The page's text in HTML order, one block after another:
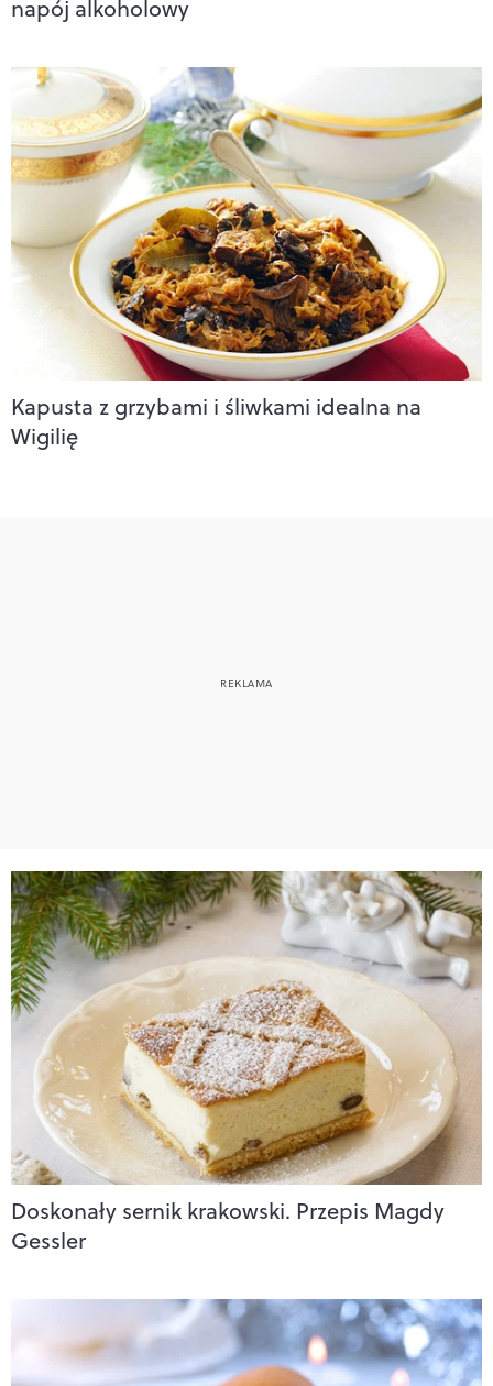
napój alkoholowy
Kapusta z grzybami i śliwkami idealna na
Wigilię
Doskonały sernik krakowski. Przepis Magdy
Gessler